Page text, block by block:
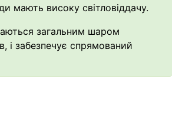
мають високу світловіддачу.
загальним шаром
і забезпечує спрямований